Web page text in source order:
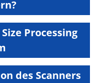
Processing
des Scanners